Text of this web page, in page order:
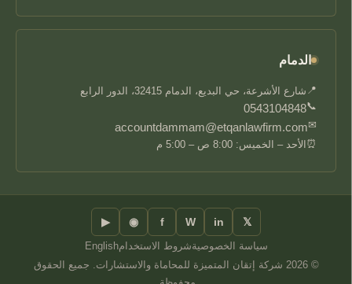
الدمام
📍 شارع الأشرعة، حي البديع، الدمام 32415، الدور الرابع
📞
0543104848
✉
accountdammam@etqanlawfirm.com
⏰ الأحد – الخميس: 8:00 ص – 5:00 م
𝕏
in
W
f
◉
▶
سياسة الخصوصيةشروط الاستخدامEnglish
© 2026 شركة إتقان المتميزة للمحاماة والاستشارات. جميع الحقوق